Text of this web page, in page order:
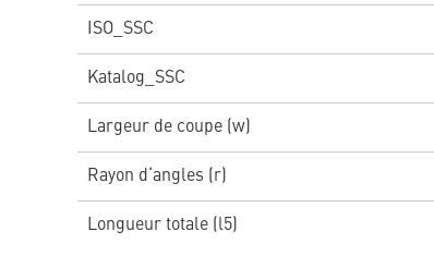
ISO_SSC
Katalog_SSC
Largeur de coupe (w)
Rayon d‘angles (r)
Longueur totale (l5)